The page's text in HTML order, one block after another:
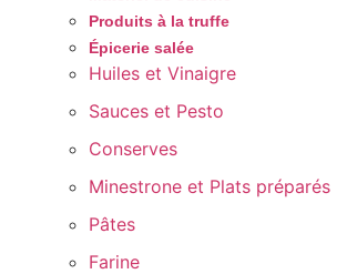
Produits à la truffe
Épicerie salée
Huiles et Vinaigre
Sauces et Pesto
Conserves
Minestrone et Plats préparés
Pâtes
Farine